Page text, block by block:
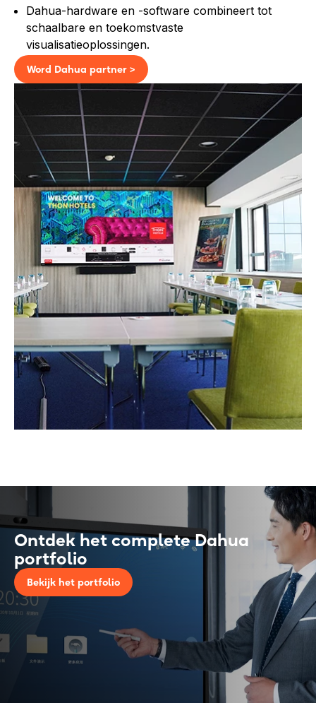
Dahua-hardware en -software combineert tot
schaalbare en toekomstvaste
visualisatieoplossingen.
Word Dahua partner >
Ontdek het complete Dahua
portfolio
Bekijk het portfolio